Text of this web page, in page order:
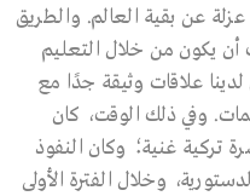
عن بقية العالم. والطريق
أن يكون من خلال التعليم
علاقات وثيقة جدًا مع
وفي ذلك الوقت، كان
تركية غنية؛ وكان النفوذ
وخلال الفترة الأولى